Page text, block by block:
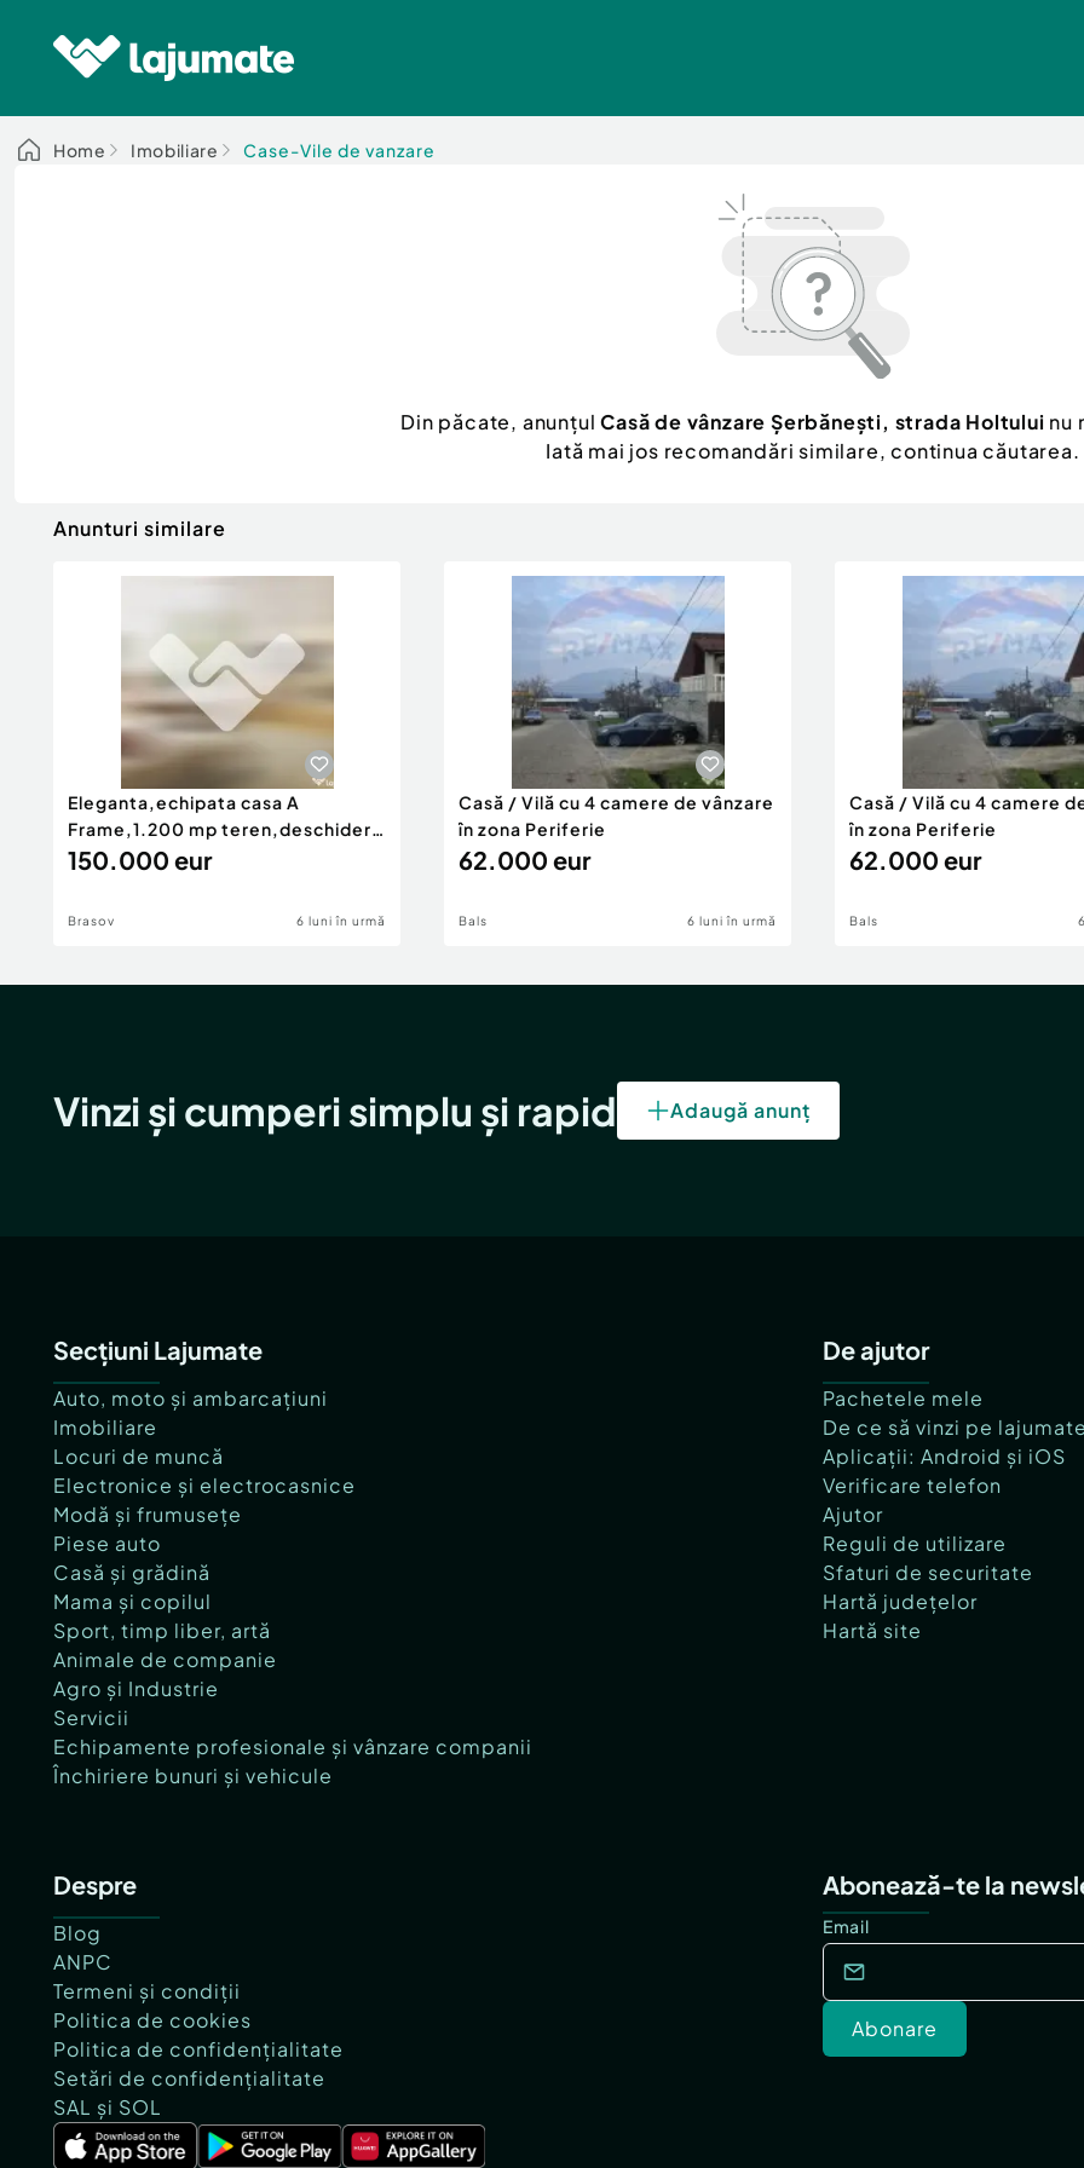
Home Imobiliare Case-Vile de vanzare
Din păcate, anunțulCasă de vânzare Șerbănești, strada Holtului nu
Iată mai jos recomandări similare, continua căutarea.
Anunturi similare
Eleganta,echipata casa A
Frame,1.200 mp teren,deschidere
Pia
150.000 eur
Brasov 6 luni în urmă
Casă / Vilă cu 4 camere de vânzare
în zona Periferie
62.000 eur
Bals 6 luni în urmă
Casă / Vilă cu 4 camere
în zona Periferie
62.000 eur
Bals
Vinzi și cumperi simplu și rapid Adaugă anunț
Secțiuni Lajumate
Auto, moto și ambarcațiuni
Imobiliare
Locuri de muncă
Electronice și electrocasnice
Modă și frumusețe
Piese auto
Casă și grădină
Mama și copilul
Sport, timp liber, artă
Animale de companie
Agro și Industrie
Servicii
Echipamente profesionale și vânzare companii
Închiriere bunuri și vehicule
De ajutor
Pachetele mele
De ce să vinzi pe
Aplicații: Android și iOS
Verificare telefon
Ajutor
Reguli de utilizare
Sfaturi de securitate
Hartă județelor
Hartă site
Despre
Blog
ANPC
Termeni și condiții
Politica de cookies
Politica de confidențialitate
Setări de confidențialitate
SAL și SOL
Abonează-te la
Email
Abonare